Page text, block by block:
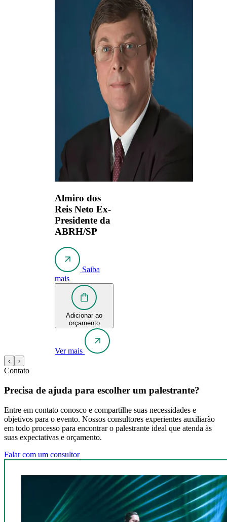
Almiro dos
Reis Neto Ex-
Presidente da
ABRH/SP
Saiba
mais
Adicionar ao
orçamento
Ver mais
‹ ›
Contato
Precisa de ajuda para escolher um palestrante?
Entre em contato conosco e compartilhe suas necessidades e
objetivos para o evento. Nossos consultores experientes auxiliarão
em todo processo para encontrar o palestrante ideal que atenda às
suas expectativas e orçamento.
Falar com um consultor